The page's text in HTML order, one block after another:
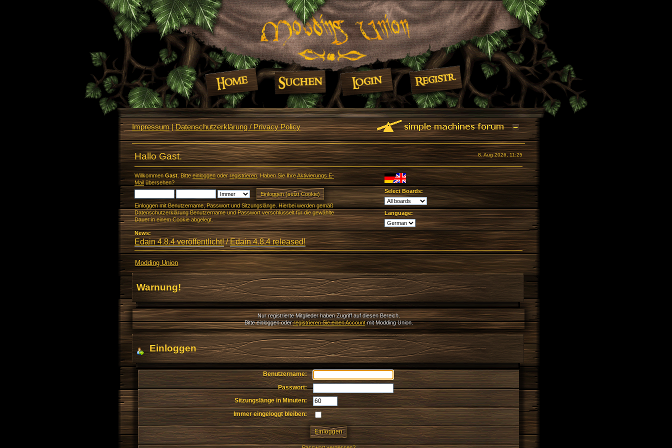
Impressum|Datenschutzerklärung / Privacy Policy
8. Aug 2026, 11:25
Hallo Gast.
Willkommen Gast. Bitte einloggenoderregistrieren. Haben Sie IhreAktivierungs E-
Mailübersehen?
Einloggen mit Benutzername, Passwort und Sitzungslänge. Hierbei werden gemäß
Datenschutzerklärung Benutzername und Passwort verschlüsselt für die gewählte
Dauer in einem Cookie abgelegt.
Select Boards:
Language:
News:
Edain 4.8.4 veröffentlicht!/Edain 4.8.4 released!
Modding Union
Warnung!
Nur registrierte Mitglieder haben Zugriff auf diesen Bereich.
Bitte einloggen oderregistrieren Sie einen Accountmit Modding Union.
Einloggen
Benutzername:
Passwort:
Sitzungslänge in Minuten:
Immer eingeloggt bleiben: